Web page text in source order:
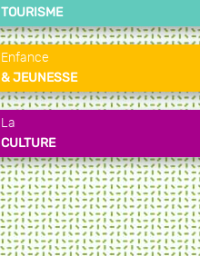
TOURISME
Enfance
& JEUNESSE
La
CULTURE